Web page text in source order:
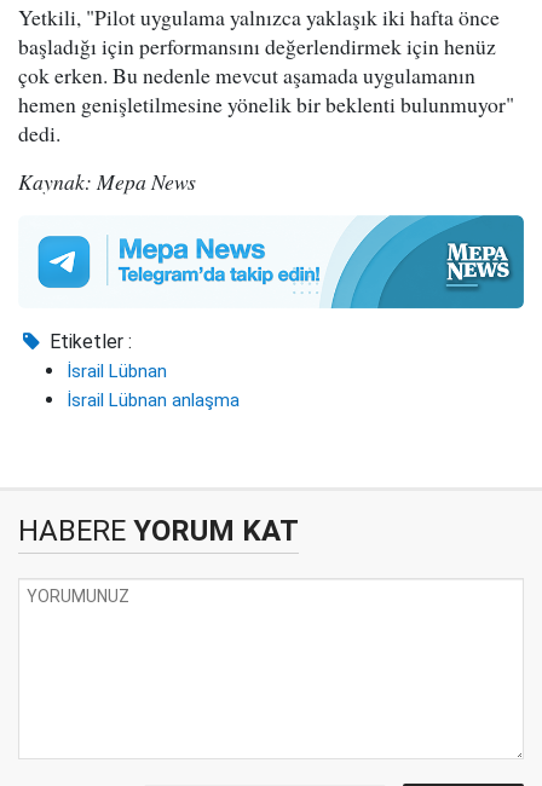
Yetkili, "Pilot uygulama yalnızca yaklaşık iki hafta önce
başladığı için performansını değerlendirmek için henüz
çok erken. Bu nedenle mevcut aşamada uygulamanın
hemen genişletilmesine yönelik bir beklenti bulunmuyor"
dedi.
Kaynak: Mepa News
Etiketler :
İsrail Lübnan
İsrail Lübnan anlaşma
HABERE YORUM KAT